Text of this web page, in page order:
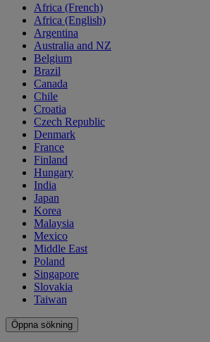
Africa (French)
Africa (English)
Argentina
Australia and NZ
Belgium
Brazil
Canada
Chile
Croatia
Czech Republic
Denmark
France
Finland
Hungary
India
Japan
Korea
Malaysia
Mexico
Middle East
Poland
Singapore
Slovakia
Taiwan
Öppna sökning